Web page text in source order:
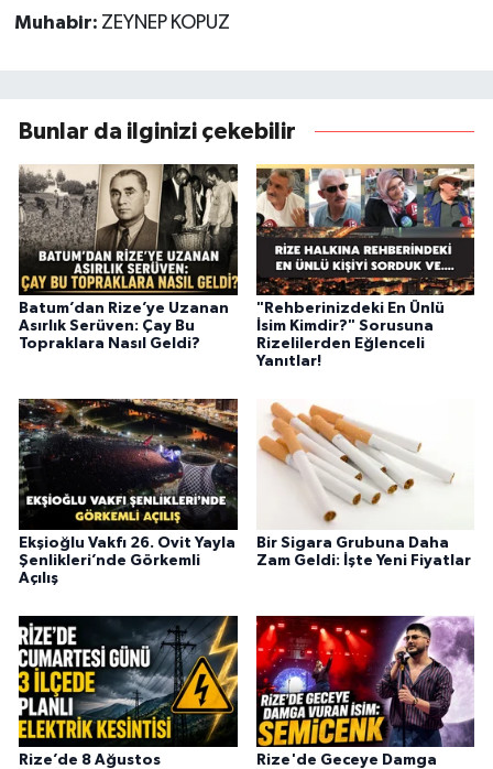
Muhabir: ZEYNEP KOPUZ
Bunlar da ilginizi çekebilir
Batum’dan Rize’ye Uzanan
Asırlık Serüven: Çay Bu
Topraklara Nasıl Geldi?
"Rehberinizdeki En Ünlü
İsim Kimdir?" Sorusuna
Rizelilerden Eğlenceli
Yanıtlar!
Ekşioğlu Vakfı 26. Ovit Yayla
Şenlikleri’nde Görkemli
Açılış
Bir Sigara Grubuna Daha
Zam Geldi: İşte Yeni Fiyatlar
Rize’de 8 Ağustos Rize'de Geceye Damga